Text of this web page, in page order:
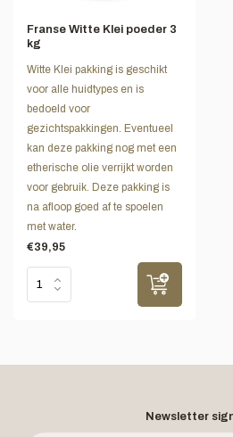
Franse Witte Klei poeder 3
kg
Witte Klei pakking is geschikt
voor alle huidtypes en is
bedoeld voor
gezichtspakkingen. Eventueel
kan deze pakking nog met een
etherische olie verrijkt worden
voor gebruik. Deze pakking is
na afloop goed af te spoelen
met water.
€39,95
Newsletter